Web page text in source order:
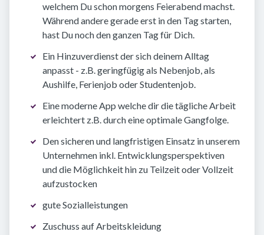
welchem Du schon morgens Feierabend machst.
Während andere gerade erst in den Tag starten,
hast Du noch den ganzen Tag für Dich.
Ein Hinzuverdienst der sich deinem Alltag
anpasst - z.B. geringfügig als Nebenjob, als
Aushilfe, Ferienjob oder Studentenjob.
Eine moderne App welche dir die tägliche Arbeit
erleichtert z.B. durch eine optimale Gangfolge.
Den sicheren und langfristigen Einsatz in unserem
Unternehmen inkl. Entwicklungsperspektiven
und die Möglichkeit hin zu Teilzeit oder Vollzeit
aufzustocken
gute Sozialleistungen
Zuschuss auf Arbeitskleidung